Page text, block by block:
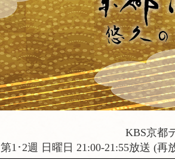
KBS京都
第1･2週 日曜日 21:00-21:55放送 (再